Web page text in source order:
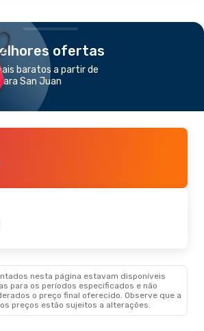
ofertas
baratos a partir de
San Juan
nesta página estavam disponíveis
para os períodos especificados e não
o preço final oferecido. Observe que a
preços estão sujeitos a alterações.